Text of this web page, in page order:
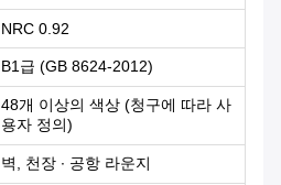
NRC 0.92
B1급 (GB 8624-2012)
48개 이상의 색상 (청구에 따라 사
용자 정의)
벽, 천장 ∙ 공항 라운지